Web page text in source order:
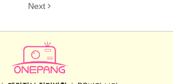
Next